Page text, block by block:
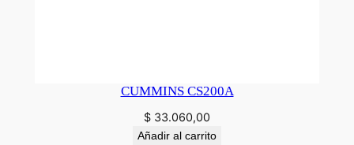
CUMMINS CS200A
$ 33.060,00
Añadir al carrito